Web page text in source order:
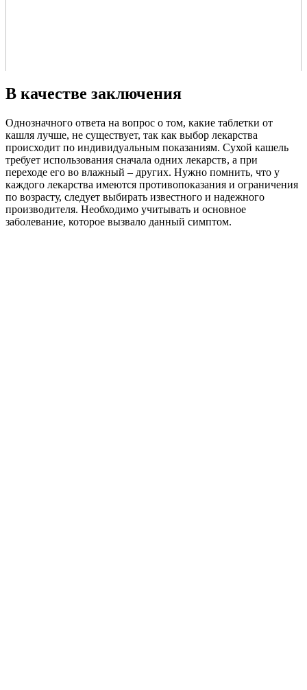
В качестве заключения
Однозначного ответа на вопрос о том, какие таблетки от
кашля лучше, не существует, так как выбор лекарства
происходит по индивидуальным показаниям. Сухой кашель
требует использования сначала одних лекарств, а при
переходе его во влажный – других. Нужно помнить, что у
каждого лекарства имеются противопоказания и ограничения
по возрасту, следует выбирать известного и надежного
производителя. Необходимо учитывать и основное
заболевание, которое вызвало данный симптом.